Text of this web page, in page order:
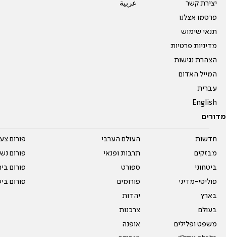
יצירת קשר
פרסמו אצלנו
תנאי שימוש
מדיניות פרטיות
הצהרת נגישות
המייל האדום
עברית
English
عربية
מדורים
חדשות
מבזקים
ביטחוני
פוליטי-מדיני
בארץ
בעולם
משפט ופלילים
העולם הערבי
תרבות ופנאי
ספורט
פורומים
יהדות
צרכנות
אופנה
פורום
פורום
פורום
פורום